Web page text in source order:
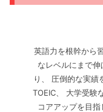
英語力を根幹から
なレベルにまで
り、 圧倒的な実績
TOEIC、 大学受験
コアアップを目